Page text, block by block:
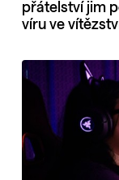
přátelství jim
víru ve